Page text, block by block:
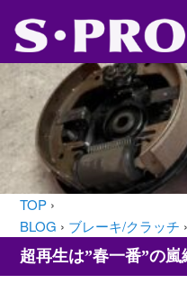
TOP ›
BLOG › ブレーキ/クラッチ ›
超再生は”春一番”の